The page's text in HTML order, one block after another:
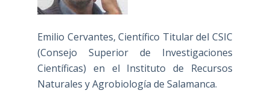
Emilio Cervantes, Científico Titular del CSIC
(Consejo Superior de Investigaciones
Científicas) en el Instituto de Recursos
Naturales y Agrobiología de Salamanca.